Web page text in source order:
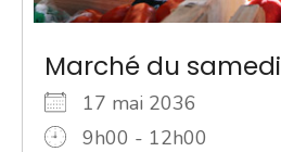
Marché du samedi
17 mai 2036
9h00 - 12h00